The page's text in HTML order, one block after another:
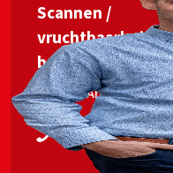
Scannen /
vruchtbaarheids­
begeleiding
Jan van Ankum
06 53563448